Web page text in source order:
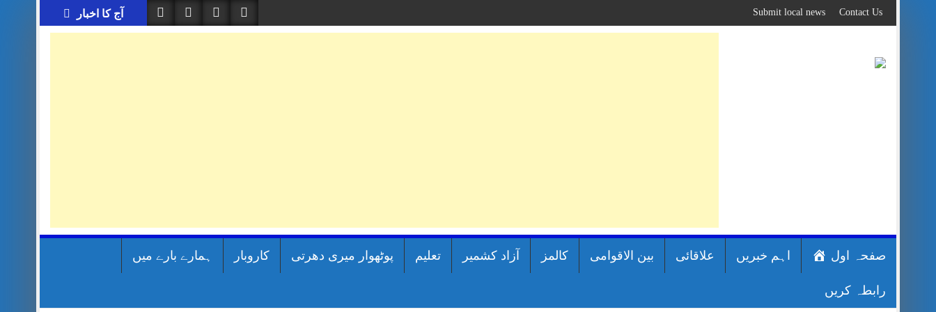
to
content
آج کا اخبار Contact Us
Submit local news
صفحہ اول اہم خبریں علاقائی بین الاقوامی کالمز آزاد کشمیر تعلیم پوٹھوار میری دھرتی کاروبار ہمارے بارے میں
رابطہ کریں